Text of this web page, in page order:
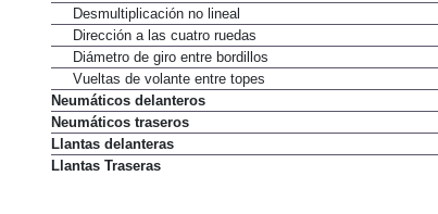
Desmultiplicacion en función de la velocidad
Desmultiplicación no lineal
Dirección a las cuatro ruedas
Diámetro de giro entre bordillos
Vueltas de volante entre topes
Neumáticos delanteros
Neumáticos traseros
Llantas delanteras